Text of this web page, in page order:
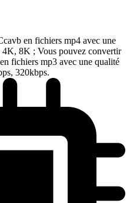
en fichiers mp4 avec une
8K ; Vous pouvez convertir
fichiers mp3 avec une qualité
320kbps.